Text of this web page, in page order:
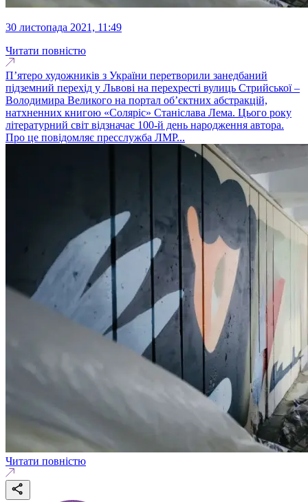
30 листопада 2021, 11:49
Читати повністю
П’ятеро художників з України перетворили занедбаний
підземний перехід у Львові на перехресті вулиць Стрийської –
Володимира Великого на портал об’єктних абстракцій,
натхненних книгою «Соляріс» Станіслава Лема. Цього року
літературний світ відзначає 100-й день народження автора.
Про це повідомляє пресслужба ЛМР...
Читати повністю